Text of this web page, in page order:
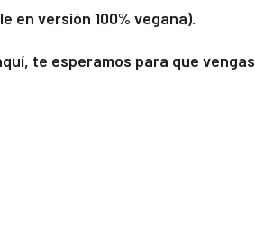
en versión 100% vegana).
te esperamos para que vengas